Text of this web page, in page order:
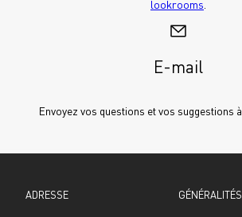
lookrooms
E-mail
Envoyez vos questions et vos suggestions à
ADRESSE GÉNÉRALITÉS